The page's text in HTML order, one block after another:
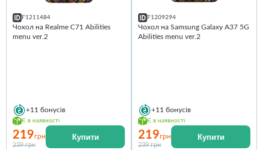
F1211484
Чохол на Realme C71 Abilities
menu ver.2
+11 бонусів
Є в наявності
219грн
239 грн
Купити
F1209294
Чохол на Samsung Galaxy A37 5G
Abilities menu ver.2
+11 бонусів
Є в наявності
219грн
239 грн
Купити